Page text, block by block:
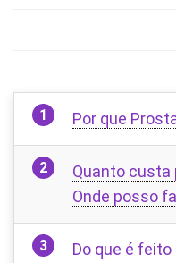
Por que
Quanto custa
Onde posso
Do que é